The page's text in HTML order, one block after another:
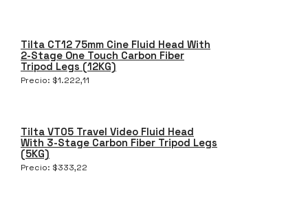
Tilta CT12 75mm Cine Fluid Head With
2-Stage One Touch Carbon Fiber
Tripod Legs (12KG)
Precio: $1.222,11
Tilta VT05 Travel Video Fluid Head
With 3-Stage Carbon Fiber Tripod Legs
(5KG)
Precio: $333,22